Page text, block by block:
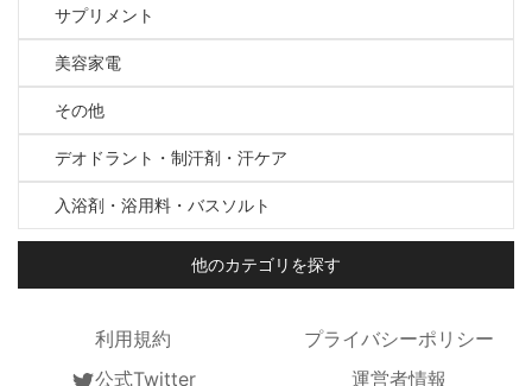
サプリメント
美容家電
その他
デオドラント・制汗剤・汗ケア
入浴剤・浴用料・バスソルト
他のカテゴリを探す
利用規約
プライバシーポリシー
公式Twitter
運営者情報